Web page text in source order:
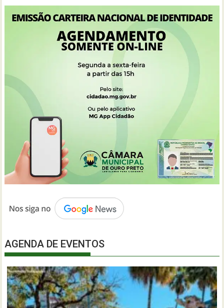
AGENDA DE EVENTOS